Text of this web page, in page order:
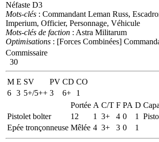
Néfaste D3
Mots-clés : Commandant Leman Russ,
Imperium, Officier, Personnage, Véhicule
Mots-clés de faction : Astra Militarum
Optimisations : [Forces Combinées]
Commissaire
30
M E SV PV CD CO
6 3 5+/5++ 3 6+
1
Portée A C/T F PA D
Pistolet bolter
12 1 3+ 4 0 1
Epée tronçonneuse Mêlée 4 3+ 3 0 1